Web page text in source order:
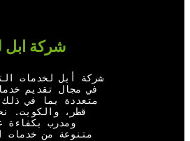
شركة ابل
شركة أبل لخدمات
في مجال تقديم
متعددة بما في ذلك
قطر، والكويت.
ومدرب بكفاءة
متنوعة من خدمات